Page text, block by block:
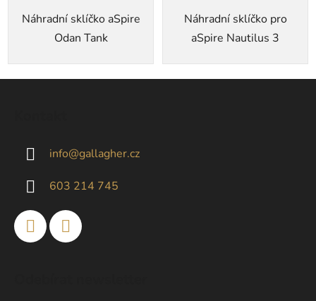
Náhradní sklíčko aSpire
Odan Tank
Náhradní sklíčko pro
aSpire Nautilus 3
info@gallagher.cz
603 214 745